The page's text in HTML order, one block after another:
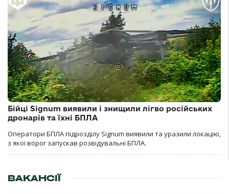
Бійці Signum виявили і знищили лігво російських
дронарів та їхні БПЛА
Оператори БПЛА підрозділу Signum виявили та уразили локацію,
з якої ворог запускав розвідувальні БПЛА.
ВАКАНСІЇ